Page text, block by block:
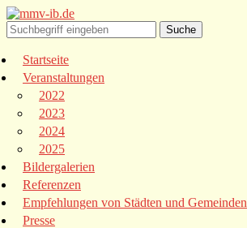
Startseite
Veranstaltungen
2022
2023
2024
2025
Bildergalerien
Referenzen
Empfehlungen von Städten und Gemeinden
Presse